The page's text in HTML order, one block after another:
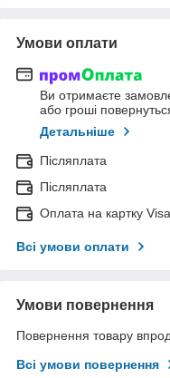
Умови оплати
Ви отримаєте
або гроші
Детальніше
Післяплата
Післяплата
Оплата на картку
Всі умови оплати
Умови повернення
Повернення товару
Всі умови повернення